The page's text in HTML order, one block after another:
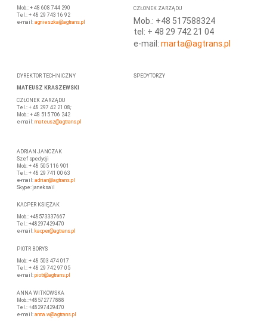
Mob.: + 48 608 744 290
Tel.: + 48 29 743 16 92
e-mail:agnieszka@agtrans.pl
CZŁONEK ZARZĄDU
Mob.: +48 517588324
tel: + 48 29 742 21 04
e-mail: marta@agtrans.pl
DYREKTOR TECHNICZNY
MATEUSZ KRASZEWSKI
CZŁONEK ZARZĄDU
Tel.: + 48 297 42 21 08;
Mob.: + 48 515 706 242
e-mail:mateusz@agtrans.pl
SPEDYTORZY
ADRIAN JANCZAK
Szef spedycji
Mob: + 48 505 116 901
Tel.: + 48 29 741 00 63
e-mail:adrian@agtrans.pl
Skype: janeksail
KACPER KSIĘŻAK
Mob.: +48573337667
Tel.: +48297429470
e-mail:kacper@agtrans.pl
PIOTR BORYS
Mob: + 48 503 474 017
Tel.: + 48 29 742 97 05
e-mail:piotr@agtrans.pl
ANNA WITKOWSKA
Mob.:+48572777888
Tel.: +48297429470
e-mail:anna.w@agtrans.pl